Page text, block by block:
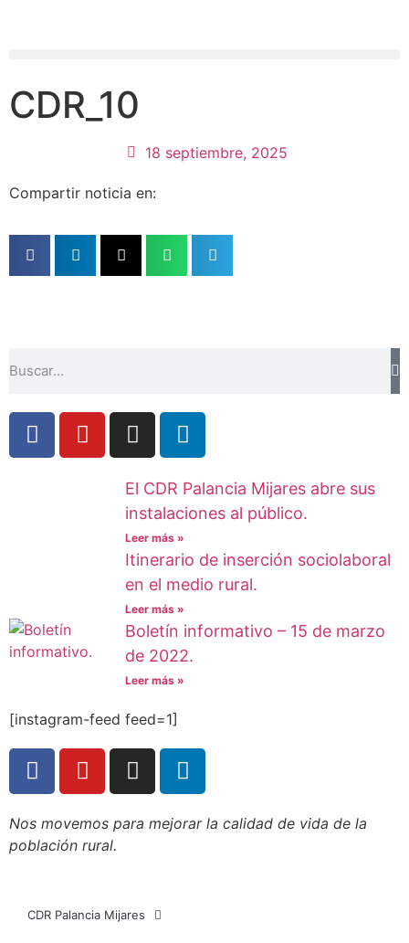
CDR_10
18 septiembre, 2025
Compartir noticia en:
El CDR Palancia Mijares abre sus
instalaciones al público.
Leer más »
Itinerario de inserción sociolaboral
en el medio rural.
Leer más »
Boletín informativo – 15 de marzo
de 2022.
Leer más »
[instagram-feed feed=1]
Nos movemos para mejorar la calidad de vida de la
población rural.
CDR Palancia Mijares